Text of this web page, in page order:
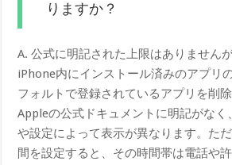
りますか？
A. 公式に明記された上限はありません
iPhone内にインストール済みのアプリ
フォルトで登録されているアプリを削
Appleの公式ドキュメントに明記がなく
や設定によって表示が異なります。た
間を設定すると、その時間帯は電話や